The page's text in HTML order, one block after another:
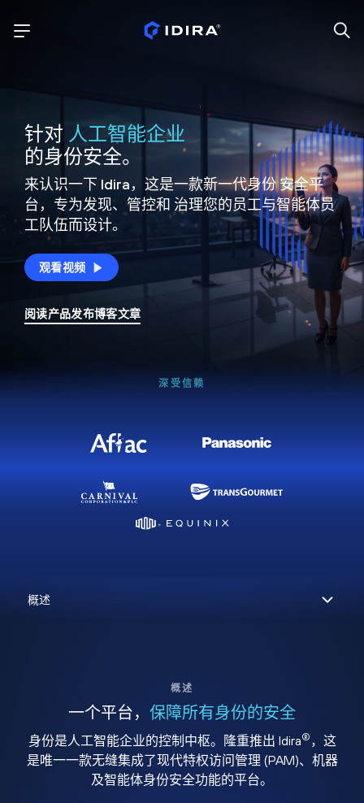
针对 人工智能企业
的身份安全。
来认识一下 Idira，这是一款新一代身份安全平
台，专为发现、管控和 治理您的员工与智能体员
工队伍而设计。
观看视频
阅读产品发布博客文章
深受信赖
概述
一个平台， 保障所有身份的安全
身份是人工智能企业的控制中枢。隆重推出 Idira® ，这
是唯一一款无缝集成了现代特权访问管理 (PAM)、机器
及智能体身份安全功能的平台。